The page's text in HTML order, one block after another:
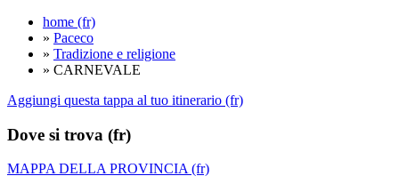
home (fr)
» Paceco
» Tradizione e religione
» CARNEVALE
Aggiungi questa tappa al tuo itinerario (fr)
Dove si trova (fr)
MAPPA DELLA PROVINCIA (fr)